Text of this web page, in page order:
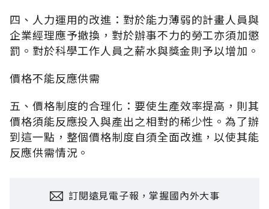
四、人力運用的改進：對於能力薄弱的計畫人員與
企業經理應予撤換，對於辦事不力的勞工亦須加懲
罰。對於科學工作人員之薪水與獎金則予以增加。
價格不能反應供需
五、價格制度的合理化：要使生產效率提高，則其
價格須能反應投入與產出之相對的稀少性。為了辦
到這一點，整個價格制度自須全面改進，以使其能
反應供需情況。
訂閱遠見電子報，掌握國內外大事